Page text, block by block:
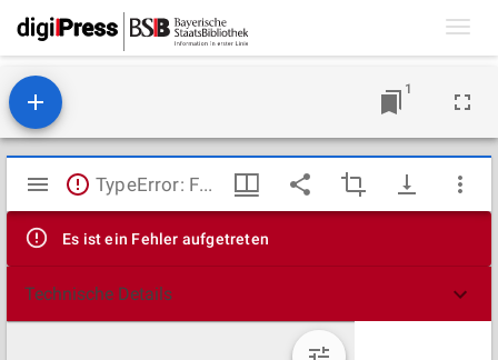
1
Mirador
Viewer
TypeError: Failed to fetch
Es ist ein Fehler aufgetreten
Technische Details